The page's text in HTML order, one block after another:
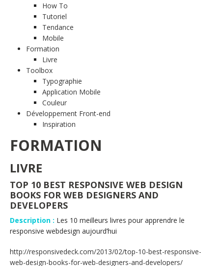
How To
Tutoriel
Tendance
Mobile
Formation
Livre
Toolbox
Typographie
Application Mobile
Couleur
Développement Front-end
Inspiration
FORMATION
LIVRE
TOP 10 BEST RESPONSIVE WEB DESIGN
BOOKS FOR WEB DESIGNERS AND
DEVELOPERS
Description : Les 10 meilleurs livres pour apprendre le
responsive webdesign aujourd’hui
http://responsivedeck.com/2013/02/top-10-best-responsive-
web-design-books-for-web-designers-and-developers/